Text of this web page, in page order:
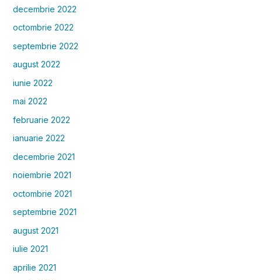
decembrie 2022
octombrie 2022
septembrie 2022
august 2022
iunie 2022
mai 2022
februarie 2022
ianuarie 2022
decembrie 2021
noiembrie 2021
octombrie 2021
septembrie 2021
august 2021
iulie 2021
aprilie 2021